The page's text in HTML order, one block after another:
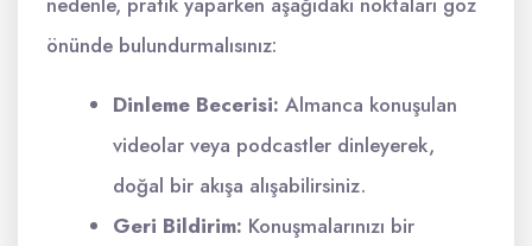
önünde bulundurmalısınız:
Dinleme Becerisi: Almanca konuşulan
videolar veya podcastler dinleyerek,
doğal bir akışa alışabilirsiniz.
Geri Bildirim: Konuşmalarınızı bir